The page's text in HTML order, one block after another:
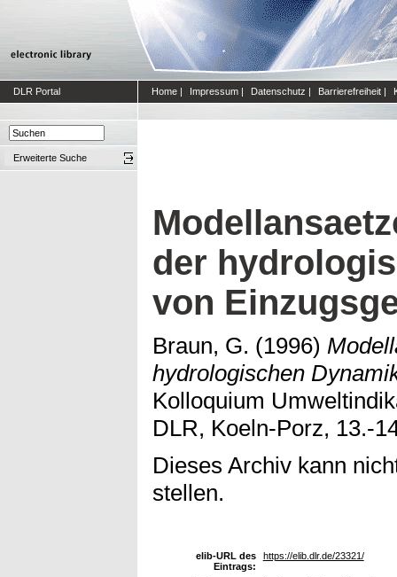
DLR Portal Home | Impressum | Datenschutz | Barrierefreiheit |
Erweiterte Suche
der
von
Braun, G. (1996)
hydrologischen
Kolloquium
DLR, Koeln-Porz, 13.-
Dieses Archiv kann
stellen.
elib-URL des
Eintrags:
https://elib.dlr.de/23321/